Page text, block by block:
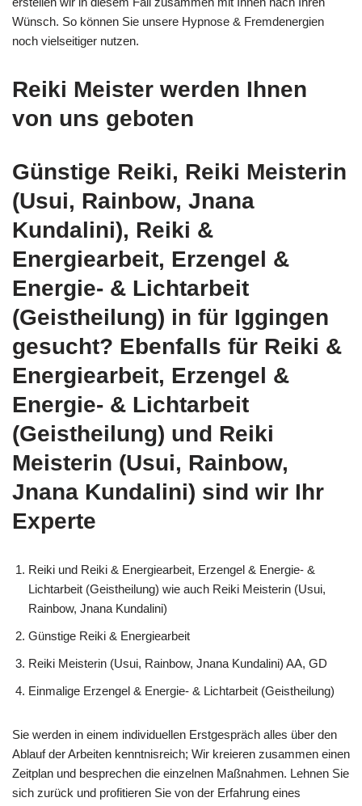
Wünsch. So können Sie unsere Hypnose & Fremdenergien
noch vielseitiger nutzen.
Reiki Meister werden Ihnen
von uns geboten
Günstige Reiki, Reiki Meisterin
(Usui, Rainbow, Jnana
Kundalini), Reiki &
Energiearbeit, Erzengel &
Energie- & Lichtarbeit
(Geistheilung) in für Iggingen
gesucht? Ebenfalls für Reiki &
Energiearbeit, Erzengel &
Energie- & Lichtarbeit
(Geistheilung) und Reiki
Meisterin (Usui, Rainbow,
Jnana Kundalini) sind wir Ihr
Experte
Reiki und Reiki & Energiearbeit, Erzengel & Energie- &
Lichtarbeit (Geistheilung) wie auch Reiki Meisterin (Usui,
Rainbow, Jnana Kundalini)
Günstige Reiki & Energiearbeit
Reiki Meisterin (Usui, Rainbow, Jnana Kundalini) AA, GD
Einmalige Erzengel & Energie- & Lichtarbeit (Geistheilung)
Sie werden in einem individuellen Erstgespräch alles über den
Ablauf der Arbeiten kenntnisreich; Wir kreieren zusammen einen
Zeitplan und besprechen die einzelnen Maßnahmen. Lehnen Sie
sich zurück und profitieren Sie von der Erfahrung eines